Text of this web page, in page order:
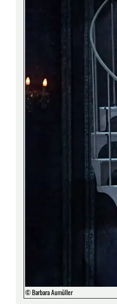
© Barbara Aumüller